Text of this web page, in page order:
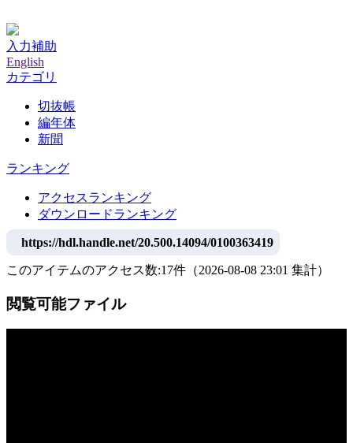
入力補助
English
カテゴリ
切抜帳
編年体
新聞
ランキング
アクセスランキング
ダウンロードランキング
https://hdl.handle.net/20.500.14094/0100363419
このアイテムのアクセス数:17件 （2026-08-08 23:01 集計）
閲覧可能ファイル